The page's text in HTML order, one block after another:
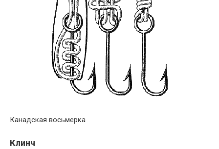
Канадская восьмерка
Клинч